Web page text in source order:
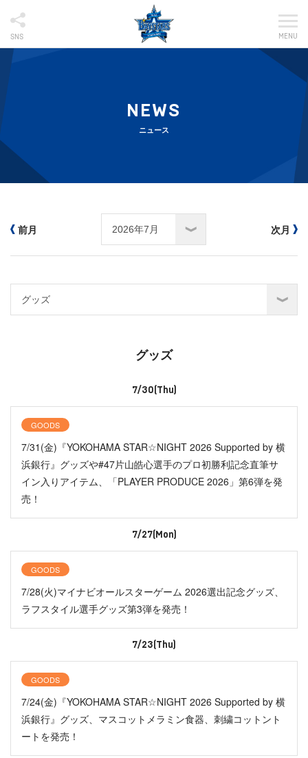
SNS MENU
NEWS
ニュース
前月 次月
グッズ
7/30(Thu)
GOODS
7/31(金)『YOKOHAMA STAR☆NIGHT 2026 Supported by 横
浜銀行』グッズや#47片山皓心選手のプロ初勝利記念直筆サ
イン入りアイテム、「PLAYER PRODUCE 2026」第6弾を発
売！
7/27(Mon)
GOODS
7/28(火)マイナビオールスターゲーム 2026選出記念グッズ、
ラフスタイル選手グッズ第3弾を発売！
7/23(Thu)
GOODS
7/24(金)『YOKOHAMA STAR☆NIGHT 2026 Supported by 横
浜銀行』グッズ、マスコットメラミン食器、刺繍コットント
ートを発売！